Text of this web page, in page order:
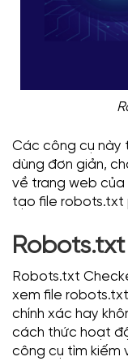
Các công cụ này
dùng đơn giản,
về trang web của
tạo file robots.txt
Robots.txt
xem file
chính xác hay
cách thức hoạt
công cụ tìm kiếm